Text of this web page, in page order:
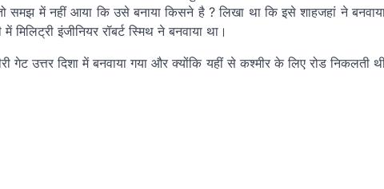
समझ में नहीं आया कि उसे बनाया किसने है ? लिखा था कि इसे शाहजहां ने
इंजीनियर रॉबर्ट स्मिथ ने बनवाया था।
गेट उत्तर दिशा में बनवाया गया और क्योंकि यहीं से कश्मीर के लिए रोड निकलती